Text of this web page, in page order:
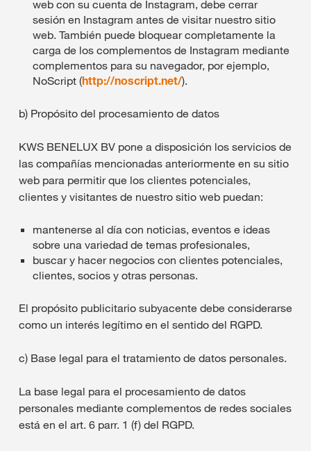
web con su cuenta de Instagram, debe cerrar
sesión en Instagram antes de visitar nuestro sitio
web. También puede bloquear completamente la
carga de los complementos de Instagram mediante
complementos para su navegador, por ejemplo,
NoScript (http://noscript.net/).
b) Propósito del procesamiento de datos
KWS BENELUX BV pone a disposición los servicios de
las compañías mencionadas anteriormente en su sitio
web para permitir que los clientes potenciales,
clientes y visitantes de nuestro sitio web puedan:
mantenerse al día con noticias, eventos e ideas
sobre una variedad de temas profesionales,
buscar y hacer negocios con clientes potenciales,
clientes, socios y otras personas.
El propósito publicitario subyacente debe considerarse
como un interés legítimo en el sentido del RGPD.
c) Base legal para el tratamiento de datos personales.
La base legal para el procesamiento de datos
personales mediante complementos de redes sociales
está en el art. 6 parr. 1 (f) del RGPD.